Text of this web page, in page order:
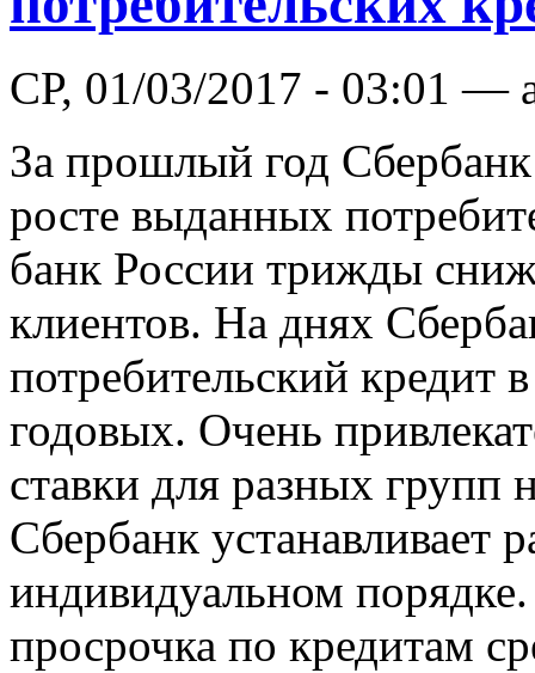
СР, 01/03/2017 - 03:01 —
За прошлый год
росте выданных
банк России трижды
клиентов. На днях
потребительский кредит
годовых. Очень
ставки для разных групп
Сбербанк устанавливает
индивидуальном
просрочка по кредитам